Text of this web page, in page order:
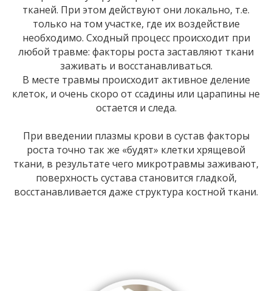
тканей. При этом действуют они локально, т.е.
только на том участке, где их воздействие
необходимо. Сходный процесс происходит при
любой травме: факторы роста заставляют ткани
заживать и восстанавливаться.
В месте травмы происходит активное деление
клеток, и очень скоро от ссадины или царапины не
остается и следа.
При введении плазмы крови в сустав факторы
роста точно так же «будят» клетки хрящевой
ткани, в результате чего микротравмы заживают,
поверхность сустава становится гладкой,
восстанавливается даже структура костной ткани.